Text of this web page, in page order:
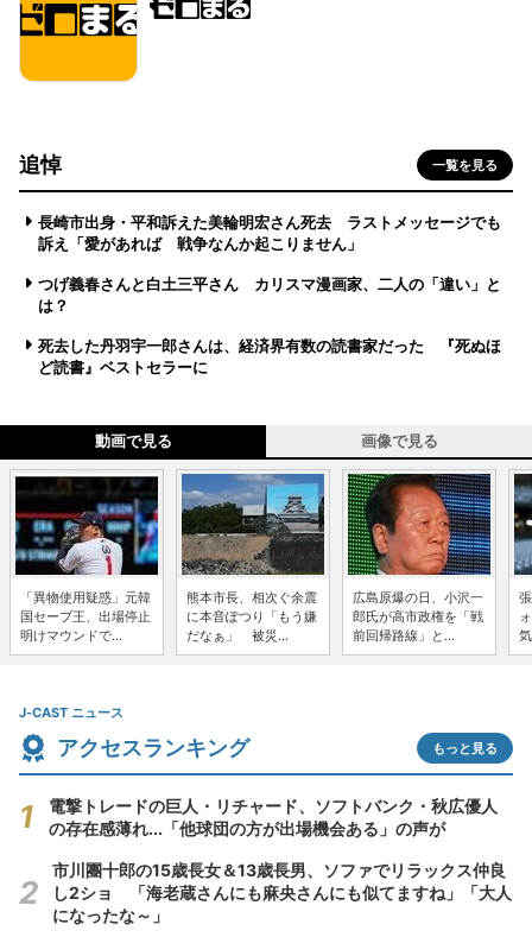
追悼 一覧を見る
長崎市出身・平和訴えた美輪明宏さん死去 ラストメッセージでも
訴え「愛があれば 戦争なんか起こりません」
つげ義春さんと白土三平さん カリスマ漫画家、二人の「違い」と
は？
死去した丹羽宇一郎さんは、経済界有数の読書家だった 『死ぬほ
ど読書』ベストセラーに
動画で見る 画像で見る
「異物使用疑惑」元韓
国セーブ王、出場停止
明けマウンドで...
熊本市長、相次ぐ余震
に本音ぽつり「もう嫌
だなぁ」 被災...
広島原爆の日、小沢一
郎氏が高市政権を「戦
前回帰路線」と...
J-CAST ニュース
アクセスランキング もっと見る
電撃トレードの巨人・リチャード、ソフトバンク・秋広優人
の存在感薄れ...「他球団の方が出場機会ある」の声が
市川團十郎の15歳長女＆13歳長男、ソファでリラックス仲良
し2ショ 「海老蔵さんにも麻央さんにも似てますね」「大人
になったな～」